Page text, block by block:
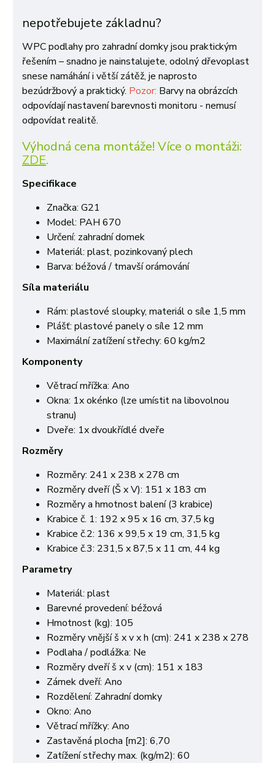
nepotřebujete základnu?
WPC podlahy pro zahradní domky jsou praktickým
řešením – snadno je nainstalujete, odolný dřevoplast
snese namáhání i větší zátěž, je naprosto
bezúdržbový a praktický. Pozor: Barvy na obrázcích
odpovídají nastavení barevnosti monitoru - nemusí
odpovídat realitě.
Výhodná cena montáže! Více o montáži:
ZDE.
Specifikace
Značka: G21
Model: PAH 670
Určení: zahradní domek
Materiál: plast, pozinkovaný plech
Barva: béžová / tmavší orámování
Síla materiálu
Rám: plastové sloupky, materiál o síle 1,5 mm
Plášť: plastové panely o síle 12 mm
Maximální zatížení střechy: 60 kg/m2
Komponenty
Větrací mřížka: Ano
Okna: 1x okénko (lze umístit na libovolnou
stranu)
Dveře: 1x dvoukřídlé dveře
Rozměry
Rozměry: 241 x 238 x 278 cm
Rozměry dveří (Š x V): 151 x 183 cm
Rozměry a hmotnost balení (3 krabice)
Krabice č. 1: 192 x 95 x 16 cm, 37,5 kg
Krabice č.2: 136 x 99,5 x 19 cm, 31,5 kg
Krabice č.3: 231,5 x 87,5 x 11 cm, 44 kg
Parametry
Materiál: plast
Barevné provedení: béžová
Hmotnost (kg): 105
Rozměry vnější š x v x h (cm): 241 x 238 x 278
Podlaha / podlážka: Ne
Rozměry dveří š x v (cm): 151 x 183
Zámek dveří: Ano
Rozdělení: Zahradní domky
Okno: Ano
Větrací mřížky: Ano
Zastavěná plocha [m2]: 6,70
Zatížení střechy max. (kg/m2): 60